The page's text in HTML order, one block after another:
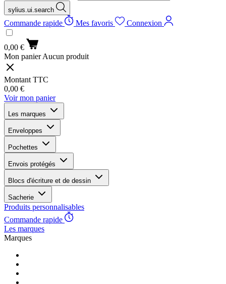
sylius.ui.search
Commande rapide Mes favoris Connexion
0,00 €
Mon panier Aucun produit
Montant TTC
0,00 €
Voir mon panier
Les marques
Enveloppes
Pochettes
Envois protégés
Blocs d'écriture et de dessin
Sacherie
Produits personnalisables
Commande rapide
Les marques
Marques